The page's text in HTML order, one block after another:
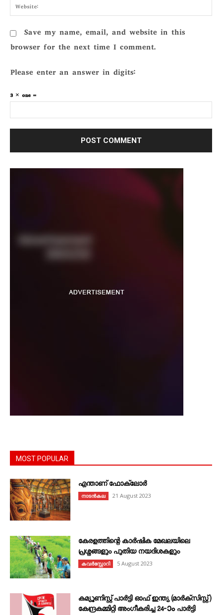
Save my name, email, and website in this
browser for the next time I comment.
Please enter an answer in digits:
3 × one =
MOST POPULAR
എന്താണ്‌ ഫോക്‌ലോർ
നാടൻകല 21 August 2023
കേരളത്തിന്റെ കാർഷിക മേഖലയിലെ
പ്രശ്നങ്ങളും പുതിയ നയദിശകളും
കവര്‍സ്റ്റോറി 5 August 2023
കമ്യൂണിസ്റ്റ് പാർട്ടി ഓഫ് ഇന്ത്യ (മാർക്സിസ്റ്റ്)
കേന്ദ്രകമ്മിറ്റി അംഗീകരിച്ച 24‐ാം പാർട്ടി